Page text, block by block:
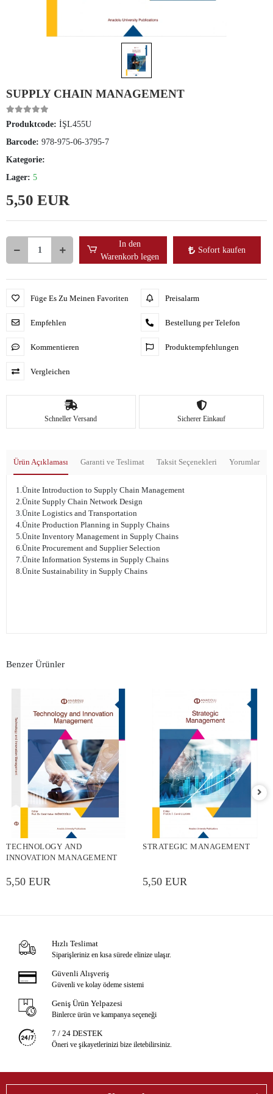
SUPPLY CHAIN MANAGEMENT
Produktcode: İŞL455U
Barcode: 978-975-06-3795-7
Kategorie:
Lager: 5
5,50 EUR
In den
Warenkorb legen
Sofort kaufen
Füge Es Zu Meinen Favoriten
Empfehlen
Kommentieren
Vergleichen
Preisalarm
Bestellung per Telefon
Produktempfehlungen
Schneller Versand Sicherer Einkauf
Ürün Açıklaması Garanti ve Teslimat Taksit Seçenekleri Yorumlar
1.Ünite Introduction to Supply Chain Management
2.Ünite Supply Chain Network Design
3.Ünite Logistics and Transportation
4.Ünite Production Planning in Supply Chains
5.Ünite Inventory Management in Supply Chains
6.Ünite Procurement and Supplier Selection
7.Ünite Information Systems in Supply Chains
8.Ünite Sustainability in Supply Chains
Benzer Ürünler
TECHNOLOGY AND
INNOVATION MANAGEMENT
5,50 EUR
STRATEGIC MANAGEMENT
5,50 EUR
Hızlı Teslimat
Siparişleriniz en kısa sürede elinize ulaşır.
Güvenli Alışveriş
Güvenli ve kolay ödeme sistemi
Geniş Ürün Yelpazesi
Binlerce ürün ve kampanya seçeneği
7 / 24 DESTEK
Öneri ve şikayetlerinizi bize iletebilirsiniz.